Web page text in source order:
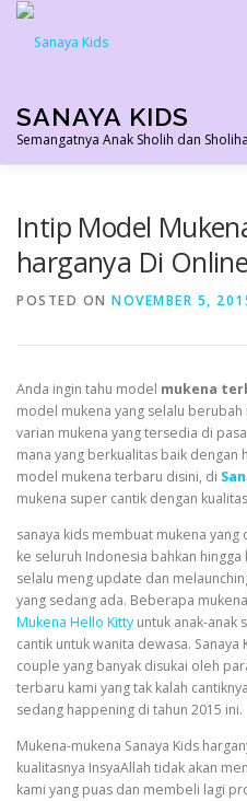
Skip
content
SANAYA KIDS
Semangatnya Anak Sholih dan
Intip Model
harganya Di
POSTED ON NOVEMBER 5,
Anda ingin tahu model mukena
model mukena yang selalu
varian mukena yang tersedia di
mana yang berkualitas baik dengan
model mukena terbaru disini, di
mukena super cantik dengan
sanaya kids membuat mukena yang
ke seluruh Indonesia bahkan hingga
selalu meng update dan
yang sedang ada. Beberapa
Mukena Hello Kitty untuk anak-anak
cantik untuk wanita dewasa.
couple yang banyak disukai oleh
terbaru kami yang tak kalah
sedang happening di tahun 2015 ini.
Mukena-mukena Sanaya Kids
kualitasnya InsyaAllah tidak akan
kami yang puas dan membeli lagi